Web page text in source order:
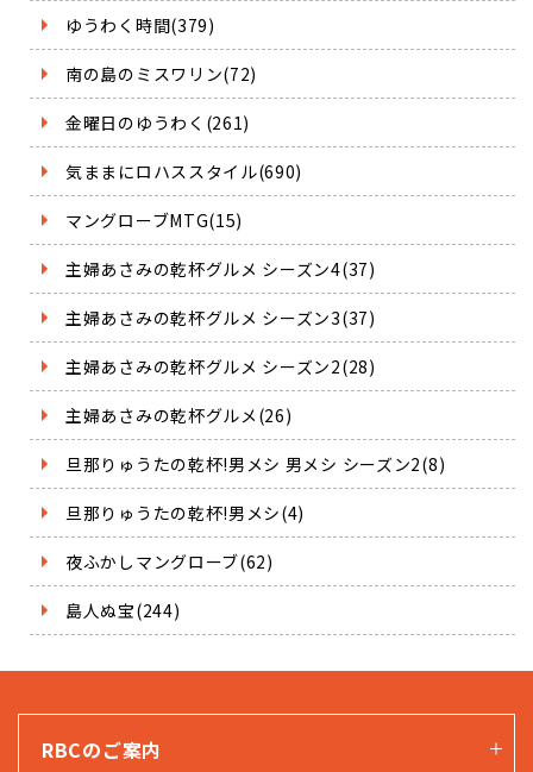
ゆうわく時間(379)
南の島のミスワリン(72)
金曜日のゆうわく(261)
気ままにロハススタイル(690)
マングローブMTG(15)
主婦あさみの乾杯グルメ シーズン4(37)
主婦あさみの乾杯グルメ シーズン3(37)
主婦あさみの乾杯グルメ シーズン2(28)
主婦あさみの乾杯グルメ(26)
旦那りゅうたの乾杯!男メシ 男メシ シーズン2(8)
旦那りゅうたの乾杯!男メシ(4)
夜ふかしマングローブ(62)
島人ぬ宝(244)
RBCのご案内